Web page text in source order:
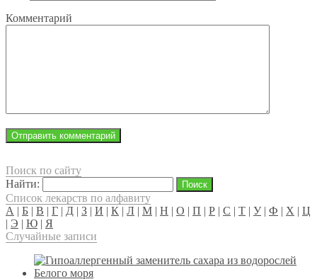
Комментарий
Поиск по сайту
Найти:
Список лекарств по алфавиту
А | Б | В | Г | Д | З | И | К | Л | М | Н | О | П | Р | С | Т | У| Ф | Х | Ц
| Э | Ю | Я
Случайные записи